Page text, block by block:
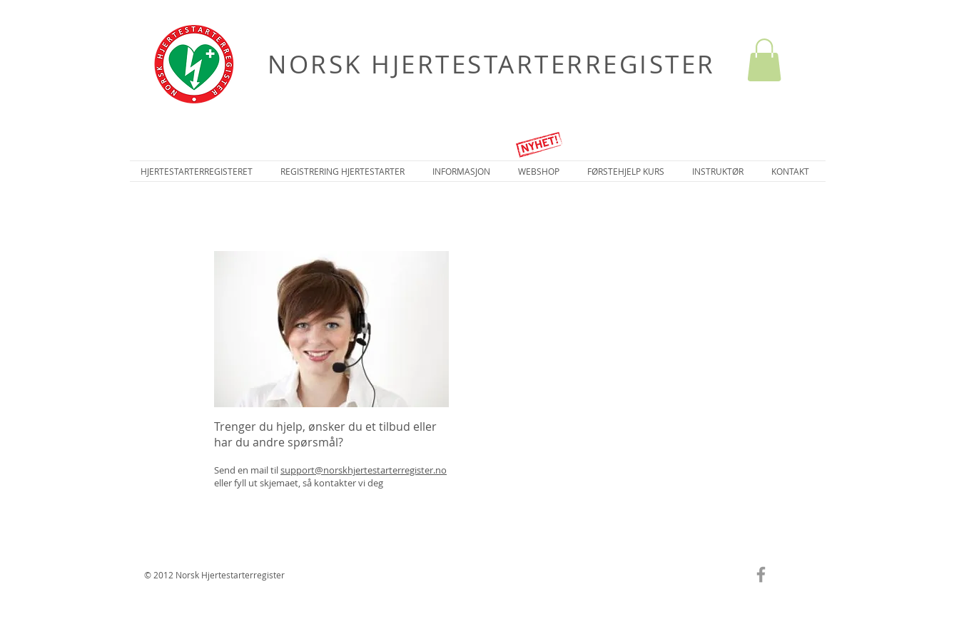
NORSK HJERTESTARTERREGISTER
HJERTESTARTERREGISTERET REGISTRERING HJERTESTARTER INFORMASJON WEBSHOP FØRSTEHJELP KURS INSTRUKTØR KONTAKT
Trenger du hjelp, ønsker du et tilbud eller
har du andre spørsmål?
Send en mail tilsupport@norskhjertestarterregister.no
eller fyll ut skjemaet, så kontakter vi deg
© 2012 Norsk Hjertestarterregister